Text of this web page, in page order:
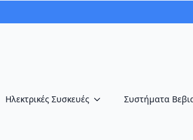
Ηλεκτρικές Συσκευές Συστήματα